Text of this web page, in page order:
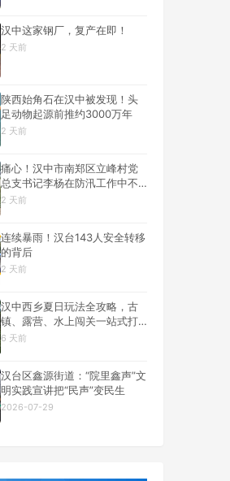
汉中这家钢厂，复产在即！
2 天前
陕西始角石在汉中被发现！头
足动物起源前推约3000万年
2 天前
痛心！汉中市南郑区立峰村党
总支书记李杨在防汛工作中不
幸遇难
2 天前
连续暴雨！汉台143人安全转移
的背后
2 天前
汉中西乡夏日玩法全攻略，古
镇、露营、水上闯关一站式打
卡
6 天前
汉台区鑫源街道：“院里鑫声”文
明实践宣讲把“民声”变民生
2026-07-29